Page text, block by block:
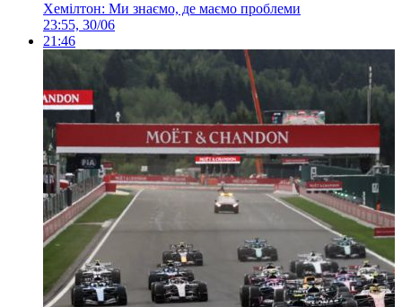
Хемілтон: Ми знаємо, де маємо проблеми
23:55, 30/06
21:46